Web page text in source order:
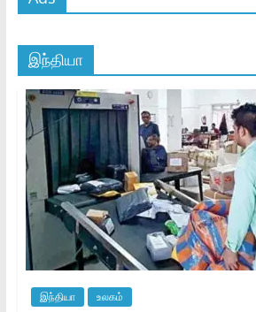
இந்தியா
இந்தியா உலகம்